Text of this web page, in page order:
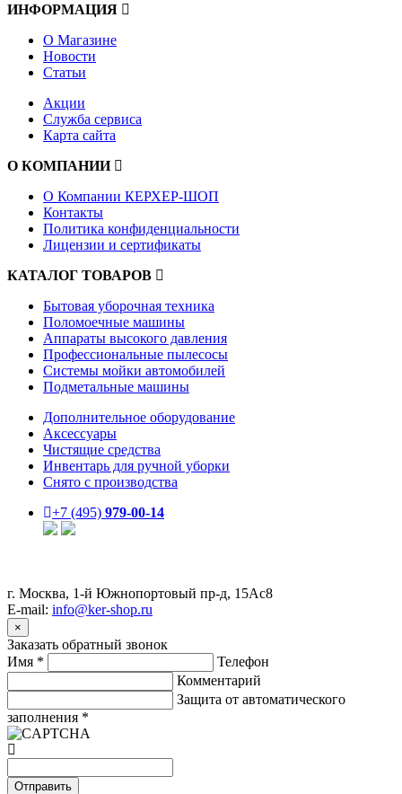
ИНФОРМАЦИЯ
О Магазине
Новости
Статьи
Акции
Служба сервиса
Карта сайта
О КОМПАНИИ
О Компании КЕРХЕР-ШОП
Контакты
Политика конфиденциальности
Лицензии и сертификаты
КАТАЛОГ ТОВАРОВ
Бытовая уборочная техника
Поломоечные машины
Аппараты высокого давления
Профессиональные пылесосы
Системы мойки автомобилей
Подметальные машины
Дополнительное оборудование
Аксессуары
Чистящие средства
Инвентарь для ручной уборки
Снято с производства
+7 (495) 979-00-14
г. Москва, 1-й Южнопортовый пр-д, 15Ас8
E-mail: info@ker-shop.ru
×
Заказать обратный звонок
Имя *
Телефон
Комментарий
Защита от автоматического
заполнения *
Отправить